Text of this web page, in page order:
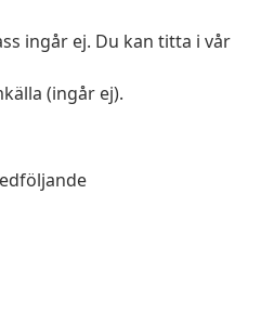
ingår ej. Du kan titta i vår
(ingår ej).